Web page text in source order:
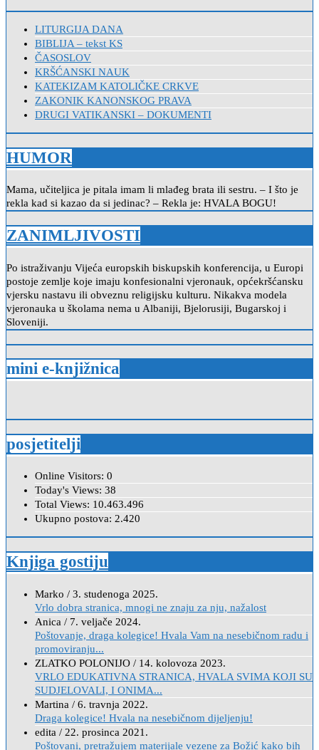
LITURGIJA DANA
BIBLIJA – tekst KS
ČASOSLOV
KRŠĆANSKI NAUK
KATEKIZAM KATOLIČKE CRKVE
ZAKONIK KANONSKOG PRAVA
DRUGI VATIKANSKI – DOKUMENTI
HUMOR
Mama, učiteljica je pitala imam li mlađeg brata ili sestru. – I što je
rekla kad si kazao da si jedinac? – Rekla je: HVALA BOGU!
ZANIMLJIVOSTI
Po istraživanju Vijeća europskih biskupskih konferencija, u Europi
postoje zemlje koje imaju konfesionalni vjeronauk, općekršćansku
vjersku nastavu ili obveznu religijsku kulturu. Nikakva modela
vjeronauka u školama nema u Albaniji, Bjelorusiji, Bugarskoj i
Sloveniji.
mini e-knjižnica
posjetitelji
Online Visitors: 0
Today's Views: 38
Total Views: 10.463.496
Ukupno postova: 2.420
Knjiga gostiju
Marko / 3. studenoga 2025.
Vrlo dobra stranica, mnogi ne znaju za nju, nažalost
Anica / 7. veljače 2024.
Poštovanje, draga kolegice! Hvala Vam na nesebičnom radu i
promoviranju...
ZLATKO POLONIJO / 14. kolovoza 2023.
VRLO EDUKATIVNA STRANICA, HVALA SVIMA KOJI SU
SUDJELOVALI, I ONIMA...
Martina / 6. travnja 2022.
Draga kolegice! Hvala na nesebičnom dijeljenju!
edita / 22. prosinca 2021.
Poštovani, pretražujem materijale vezene za Božić kako bih